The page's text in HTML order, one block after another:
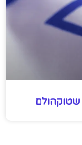
שטוקהולם